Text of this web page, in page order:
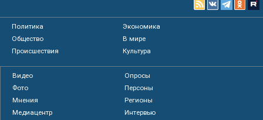
Политика
Экономика
Общество
В мире
Происшествия
Культура
Видео
Опросы
Фото
Персоны
Мнения
Регионы
Медиацентр
Интервью